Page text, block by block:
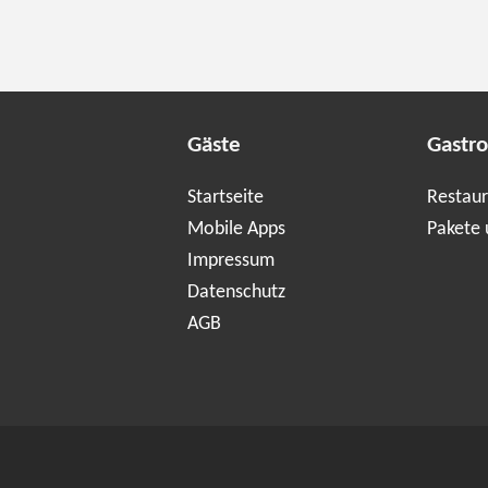
Gäste
Startseite
Mobile Apps
Impressum
Datenschutz
AGB
Pakete